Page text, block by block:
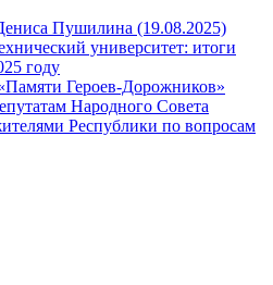
Пушилина (19.08.2025)
университет: итоги
году
Героев-Дорожников»
Народного Совета
Республики по вопросам